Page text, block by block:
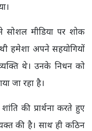
सोशल मीडिया पर शोक
हमेशा अपने सहयोगियों
थे। उनके निधन को
जा रहा है।
की प्रार्थना करते हुए
की है। साथ ही कठिन